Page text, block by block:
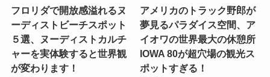
フロリダで開放感溢れるヌ
ーディストビーチスポット
５選、ヌーディストカルチ
ャーを実体験すると世界観
が変わります！
アメリカのトラック野郎が
夢見るパラダイス空間、ア
イオワの世界最大の休憩所
IOWA 80が超穴場の観光ス
ポットすぎる！